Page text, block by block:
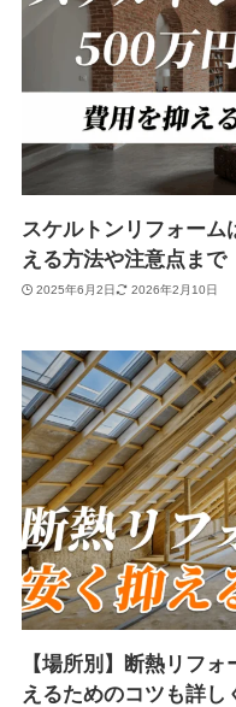
スケルトンリフォーム
える方法や注意点まで
2025年6月2日 2026年2月10日
【場所別】断熱リフ
えるためのコツも詳し